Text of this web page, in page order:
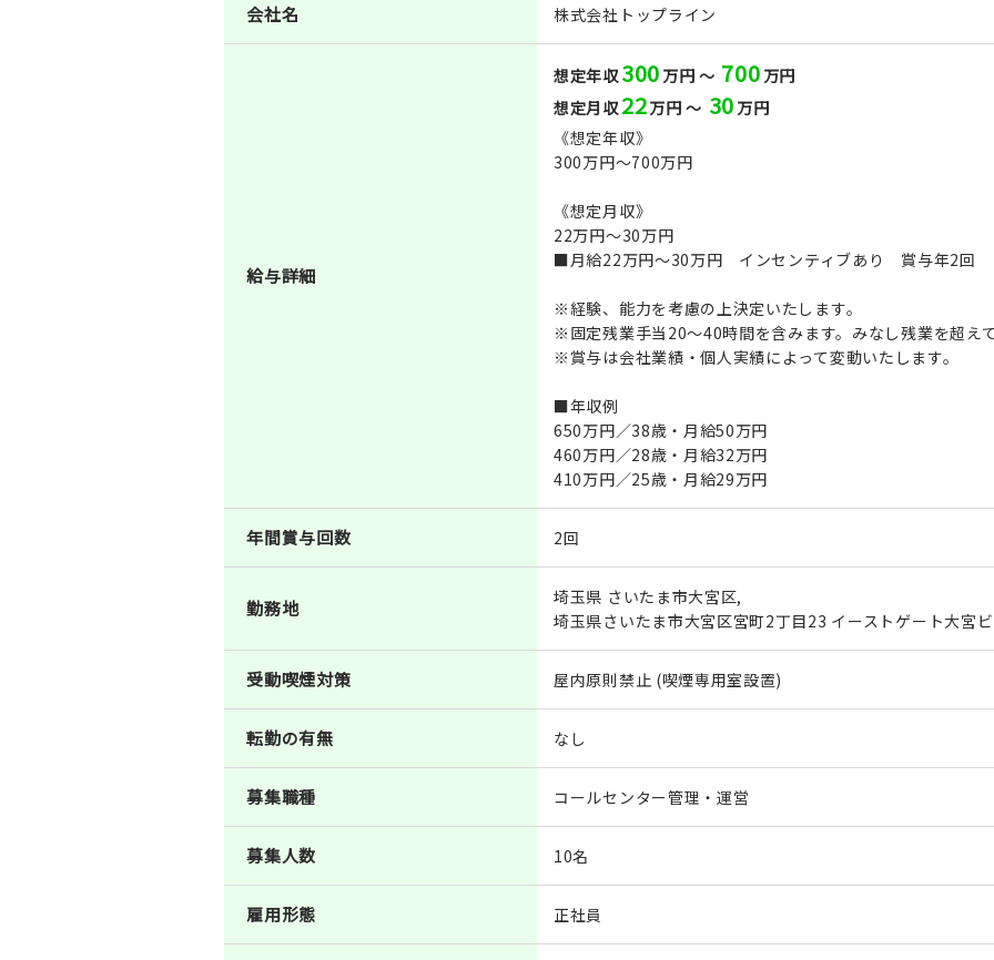
会社名 株式会社トップライン
給与詳細
想定年収300 万円 ～ 700 万円
想定月収22万円 ～ 30 万円
《想定年収》
300万円～700万円
《想定月収》
22万円～30万円
■月給22万円～30万円 インセンティブあり 賞与年2回
※経験、能力を考慮の上決定いたします。
※固定残業手当20～40時間を含みます。みなし残業を超え
※賞与は会社業績・個人実績によって変動いたします。
■年収例
650万円／38歳・月給50万円
460万円／28歳・月給32万円
410万円／25歳・月給29万円
年間賞与回数 2回
勤務地
埼玉県 さいたま市大宮区,
埼玉県さいたま市大宮区宮町2丁目23 イーストゲート大宮
受動喫煙対策 屋内原則禁止 (喫煙専用室設置)
転勤の有無 なし
募集職種 コールセンター管理・運営
募集人数 10名
雇用形態 正社員